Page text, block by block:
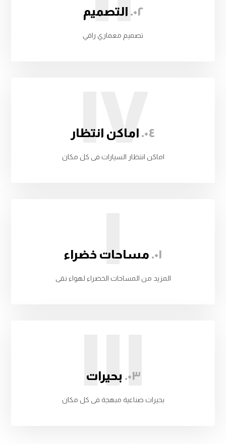
۰۲. التصميم
تصميم معماري راقي
IV۰٤. اماكن انتظار
اماكن انتظار السيارات فى كل مكان
I ۰۱. مساحات خضراء
المزيد من المساحات الخضراء لهواء نقى
III
۰۳. بحيرات
بحيرات صناعية مبهجة فى كل مكان